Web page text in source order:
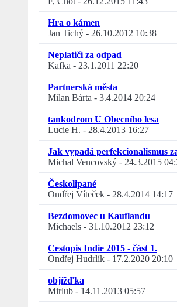
Hra o kámen
Jan Tichý - 26.10.2012 10:38
Neplatiči za odpad
Kafka - 23.1.2011 22:20
Partnerská města
Milan Bárta - 3.4.2014 20:24
tankodrom U Obecního lesa
Lucie H. - 28.4.2013 16:27
Jak vypadá perfekcionalismus
Michal Vencovský - 24.3.2015
Českolipané
Ondřej Víteček - 28.4.2014 14:17
Bezdomovec u Kauflandu
Michaels - 31.10.2012 23:12
Cestopis Indie 2015 - část 1.
Ondřej Hudrlík - 17.2.2020 20:10
objížďka
Mirlub - 14.11.2013 05:57